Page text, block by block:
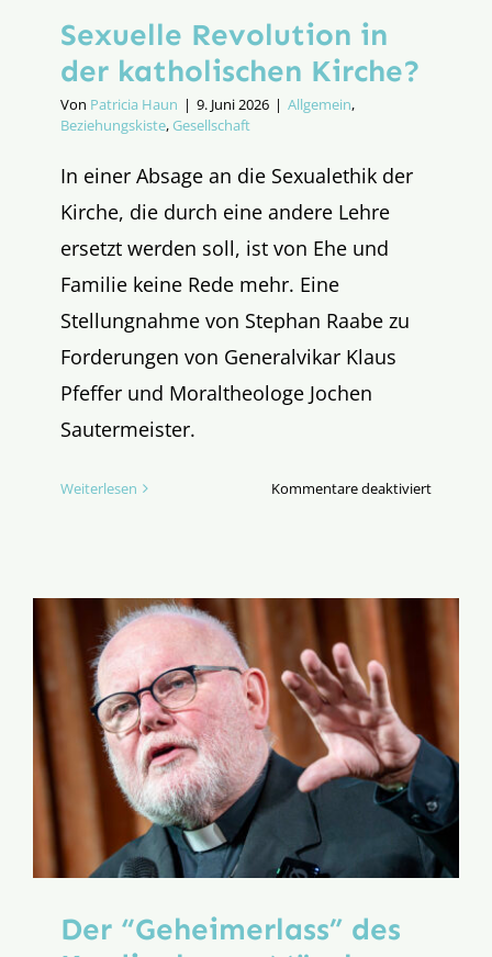
Sexuelle Revolution in
der katholischen Kirche?
Von Patricia Haun | 9. Juni 2026 | Allgemein,
Beziehungskiste,Gesellschaft
In einer Absage an die Sexualethik der
Kirche, die durch eine andere Lehre
ersetzt werden soll, ist von Ehe und
Familie keine Rede mehr. Eine
Stellungnahme von Stephan Raabe zu
Forderungen von Generalvikar Klaus
Pfeffer und Moraltheologe Jochen
Sautermeister.
Weiterlesen Kommentare deaktiviertfür
Der “Geheimerlass” des